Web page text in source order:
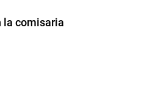
la comisaria